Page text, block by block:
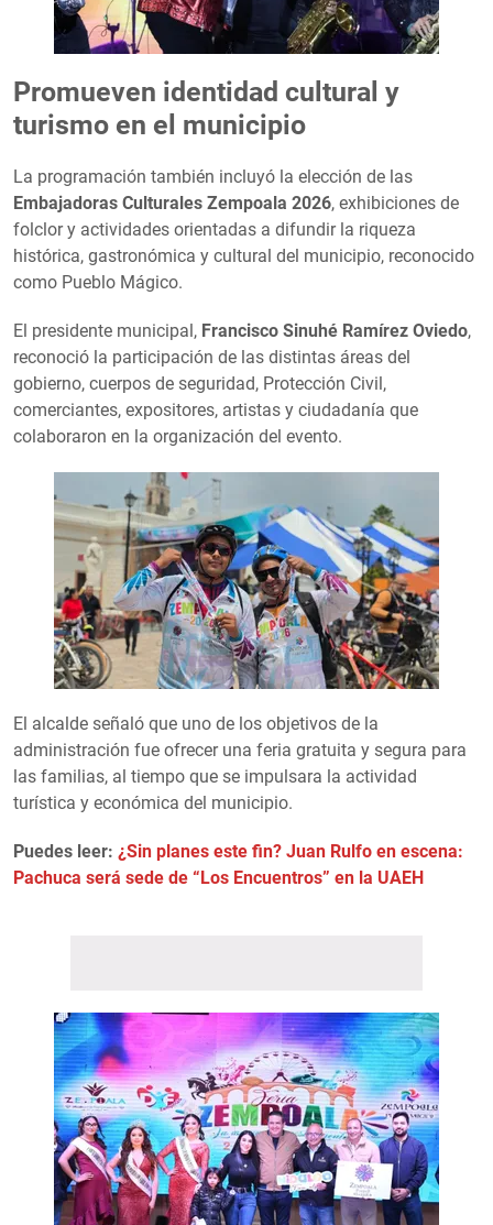
Promueven identidad cultural y
turismo en el municipio
La programación también incluyó la elección de las
Embajadoras Culturales Zempoala 2026, exhibiciones de
folclor y actividades orientadas a difundir la riqueza
histórica, gastronómica y cultural del municipio, reconocido
como Pueblo Mágico.
El presidente municipal, Francisco Sinuhé Ramírez Oviedo,
reconoció la participación de las distintas áreas del
gobierno, cuerpos de seguridad, Protección Civil,
comerciantes, expositores, artistas y ciudadanía que
colaboraron en la organización del evento.
El alcalde señaló que uno de los objetivos de la
administración fue ofrecer una feria gratuita y segura para
las familias, al tiempo que se impulsara la actividad
turística y económica del municipio.
Puedes leer: ¿Sin planes este fin? Juan Rulfo en escena:
Pachuca será sede de “Los Encuentros” en la UAEH